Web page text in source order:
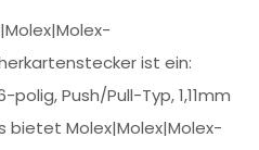
ist ein:
Push/Pull-Typ, 1,11mm
bietet Molex|Molex|Molex-